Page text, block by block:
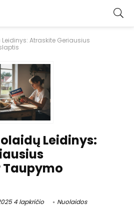
Atraskite Geriausius
Leidinys:
Taupymo
4 lapkričio Nuolaidos